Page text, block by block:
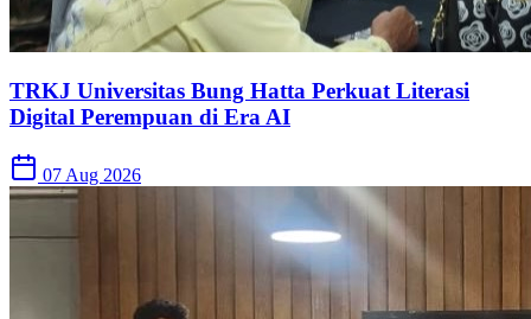
TRKJ Universitas Bung Hatta Perkuat Literasi
Digital Perempuan di Era AI
07 Aug 2026